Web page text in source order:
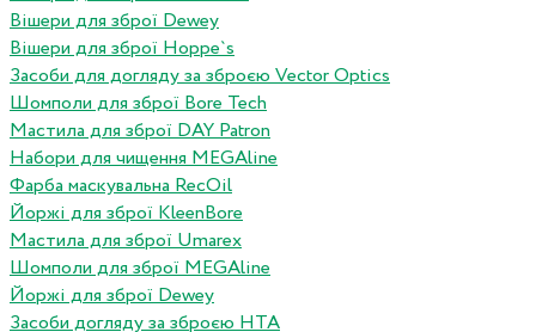
Вішери для зброї Dewey
Вішери для зброї Hoppe`s
Засоби для догляду за зброєю Vector Optics
Шомполи для зброї Bore Tech
Мастила для зброї DAY Patron
Набори для чищення MEGAline
Фарба маскувальна RecOil
Йоржі для зброї KleenBore
Мастила для зброї Umarex
Шомполи для зброї MEGAline
Йоржі для зброї Dewey
Засоби догляду за зброєю HTA